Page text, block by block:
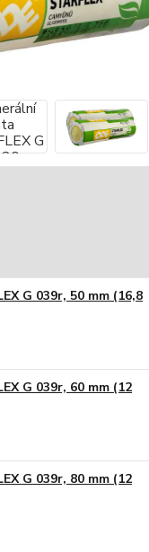
G 039r, 50 mm (16,8
G 039r, 60 mm (12
G 039r, 80 mm (12